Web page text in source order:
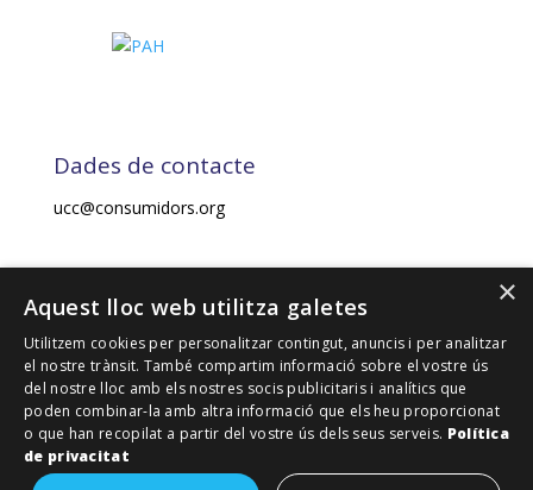
Dades de contacte
ucc@consumidors.org
Tots els drets reservats.
Financiado por la Unión Europea – NextGenerationEU
×
Aquest lloc web utilitza galetes
Utilitzem cookies per personalitzar contingut, anuncis i per analitzar
el nostre trànsit. També compartim informació sobre el vostre ús
del nostre lloc amb els nostres socis publicitaris i analítics que
poden combinar-la amb altra informació que els heu proporcionat
o que han recopilat a partir del vostre ús dels seus serveis. Política
de privacitat